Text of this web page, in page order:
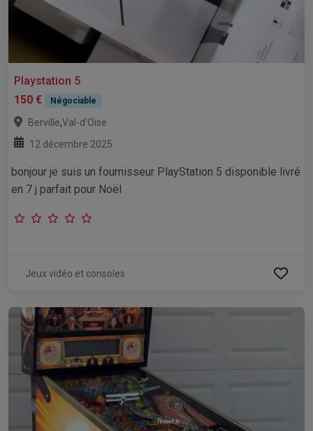
Playstation 5
150 €
Négociable
Berville,Val-d'Oise
12 décembre 2025
bonjour je suis un fournisseur PlayStation 5 disponible livré
en 7 j parfait pour Noël
Jeux vidéo et consoles